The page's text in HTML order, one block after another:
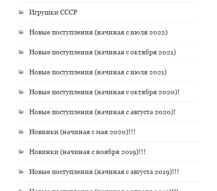
Игрушки СССР
Новые поступления (начиная с июля 2022)
Новые поступления (начиная с октября 2021)
Новые поступления (начиная с июля 2021)
Новые поступления (начиная с октября 2020)!
Новые поступления (начиная с августа 2020)!
Новинки (начиная с мая 2020)!!!
Новинки (начиная с ноября 2019)!!!
Новые поступления (начиная с августа 2019)!!!